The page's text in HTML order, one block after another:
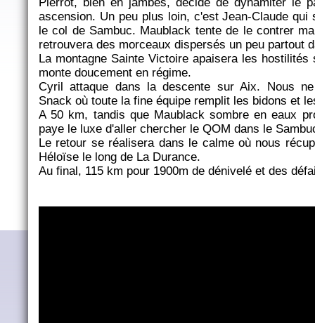
ascension. Un peu plus loin, c'est Jean-Claude qui
le col de Sambuc. Maublack tente de le contrer
retrouvera des morceaux dispersés un peu partout
La montagne Sainte Victoire apaisera les hostilités
monte doucement en régime.
Cyril attaque dans la descente sur Aix. Nous
Snack où toute la fine équipe remplit les bidons et
A 50 km, tandis que Maublack sombre en eaux
paye le luxe d'aller chercher le QOM dans le
Le retour se réalisera dans le calme où nous
Héloïse le long de La Durance.
Au final, 115 km pour 1900m de dénivelé et des